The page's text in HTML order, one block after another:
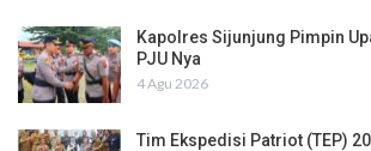
Kapolres Sijunjung Pimpin
PJU Nya
4 Agu 2026
Tim Ekspedisi Patriot (TEP)